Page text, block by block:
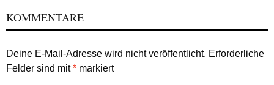
KOMMENTARE
Deine E-Mail-Adresse wird nicht veröffentlicht. Erforderliche
Felder sind mit* markiert